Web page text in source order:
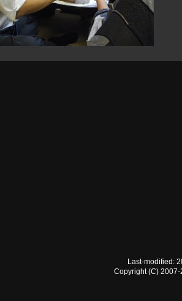
Last-modified:
Copyright (C) 2007-